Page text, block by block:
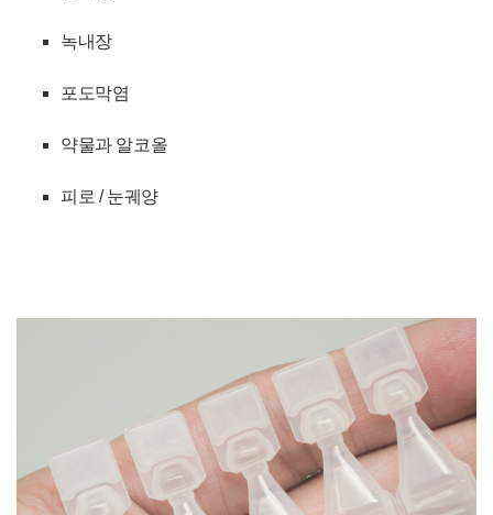
녹내장
포도막염
약물과 알코올
피로 /눈궤양